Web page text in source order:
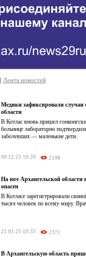
| Лента новостей
Медики зафиксировали случаи
области
В Котлас вновь пришел
больнице лабораторно
заболевших — маленькие дети.
09.12.25 10:20 2198
На юге Архангельской
опасен
В Котласе зарегистрировали
тысяч человек по всему миру.
21.01.25 10:33 2371
В Архангельскую область